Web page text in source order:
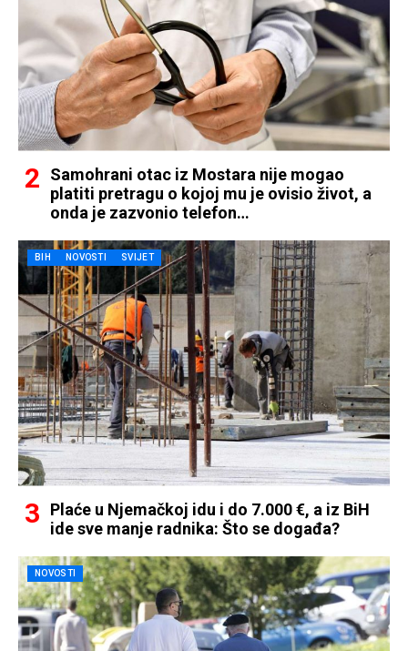
Samohrani otac iz Mostara nije mogao
platiti pretragu o kojoj mu je ovisio život, a
onda je zazvonio telefon…
BIH NOVOSTI SVIJET
Plaće u Njemačkoj idu i do 7.000 €, a iz BiH
ide sve manje radnika: Što se događa?
NOVOSTI